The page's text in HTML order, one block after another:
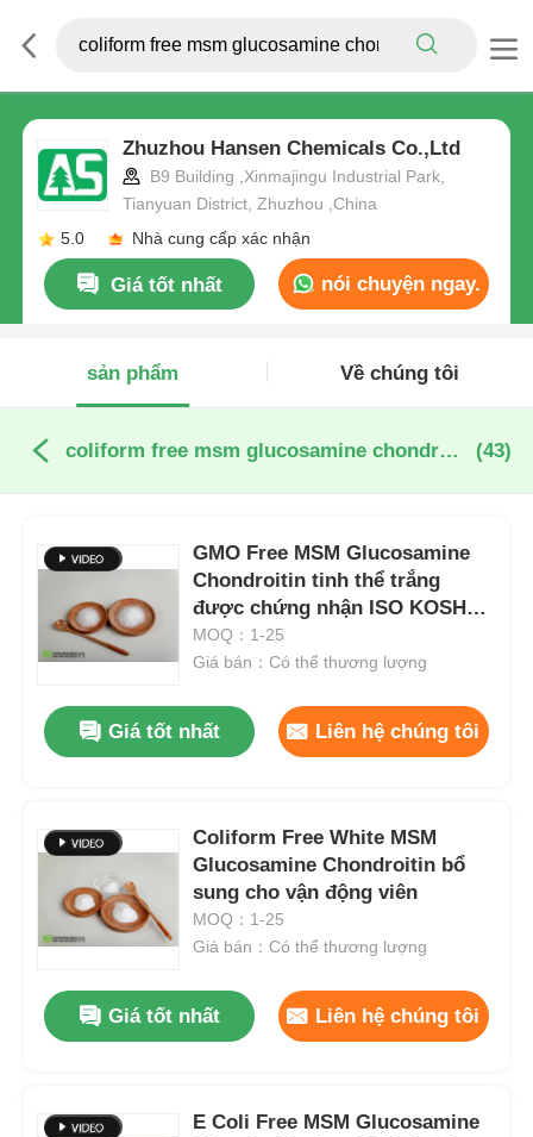
Zhuzhou Hansen Chemicals Co.,Ltd
B9 Building ,Xinmajingu Industrial Park,
Tianyuan District, Zhuzhou ,China
5.0
Nhà cung cấp xác nhận
Giá tốt nhất nói chuyện ngay.
sản phẩm Về chúng tôi
coliform free msm glucosamine chondroitin sản xuất trực tuyến (43)
GMO Free MSM Glucosamine
Chondroitin tinh thể trắng
được chứng nhận ISO KOSHER
HALAL
MOQ：1-25
Giá bán：Có thể thương lượng
Giá tốt nhất Liên hệ chúng tôi
Coliform Free White MSM
Glucosamine Chondroitin bổ
sung cho vận động viên
MOQ：1-25
Giá bán：Có thể thương lượng
Giá tốt nhất Liên hệ chúng tôi
E Coli Free MSM Glucosamine